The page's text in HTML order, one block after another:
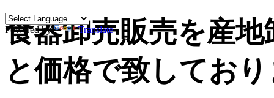
Powered by Translate
食器卸売販売を産
と価格で致してお